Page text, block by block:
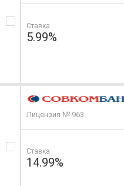
Ставка
5.99%
Лицензия № 963
Ставка
14.99%